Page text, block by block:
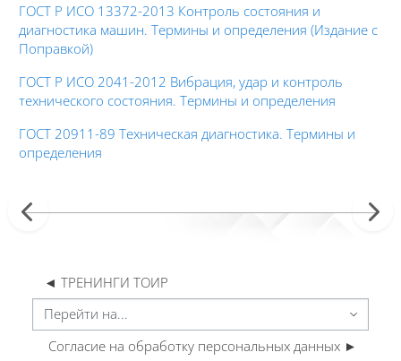
ГОСТ Р ИСО 13372-2013 Контроль состояния и
диагностика машин. Термины и определения (Издание с
Поправкой)
ГОСТ Р ИСО 2041-2012 Вибрация, удар и контроль
технического состояния. Термины и определения
ГОСТ 20911-89 Техническая диагностика. Термины и
определения
◄ ТРЕНИНГИ ТОИР
Перейти на...
Согласие на обработку персональных данных ►